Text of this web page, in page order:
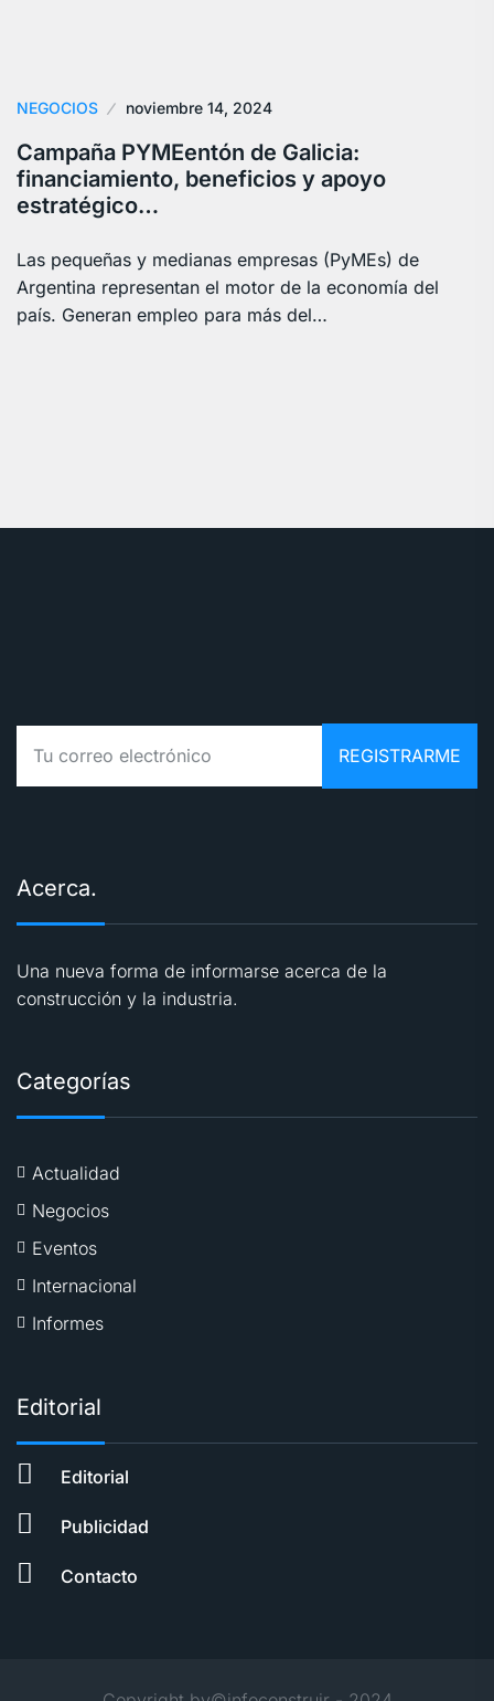
NEGOCIOS noviembre 14, 2024
Campaña PYMEentón de Galicia:
financiamiento, beneficios y apoyo
estratégico…
Las pequeñas y medianas empresas (PyMEs) de
Argentina representan el motor de la economía del
país. Generan empleo para más del…
Acerca.
Una nueva forma de informarse acerca de la
construcción y la industria.
Categorías
Actualidad
Negocios
Eventos
Internacional
Informes
Editorial
Editorial
Publicidad
Contacto